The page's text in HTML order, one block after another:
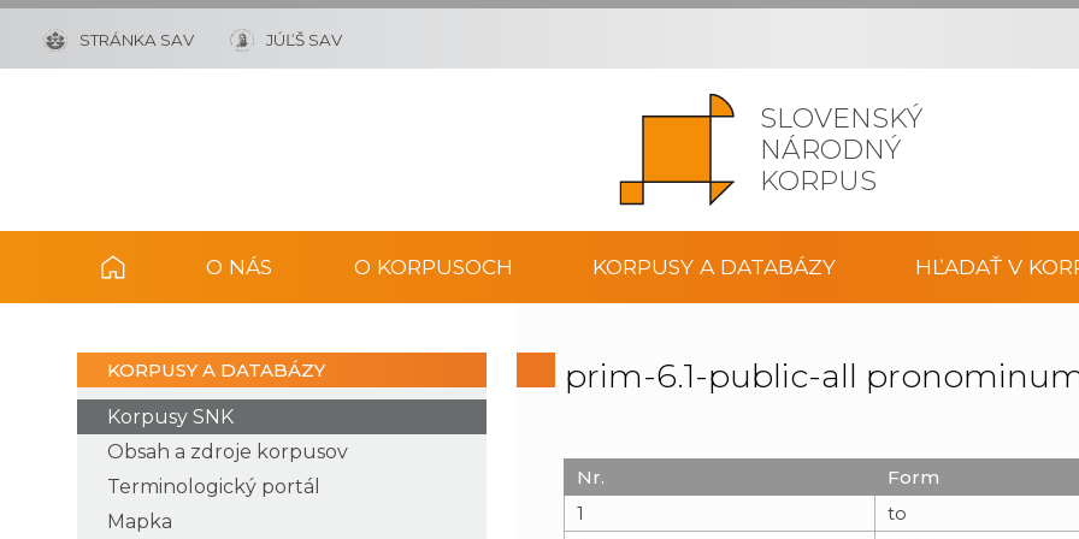
SLOVENSKÝ
NÁRODNÝ
KORPUS
STRÁNKA SAV JÚĽŠ SAV
O NÁS O KORPUSOCH KORPUSY A DATABÁZY HĽADAŤ V
KORPUSY A DATABÁZY
Korpusy SNK
Obsah a zdroje korpusov
Terminologický portál
Mapka
prim-6.1-public-all
Nr. Form
1
to